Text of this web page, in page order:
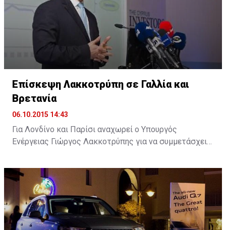
Επίσκεψη Λακκοτρύπη σε Γαλλία και
Βρετανία
06.10.2015 14:43
Για Λονδίνο και Παρίσι αναχωρεί ο Υπουργός
Ενέργειας Γιώργος Λακκοτρύπης για να συμμετάσχει
επενδύσεων στην Κύπρο, ενώ θα έχει επαφές και με
εκπροσώπους ενεργειακών κολοσσών.